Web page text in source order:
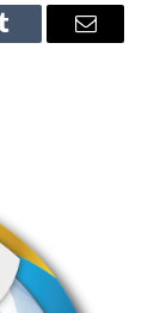
Tumblr
E-